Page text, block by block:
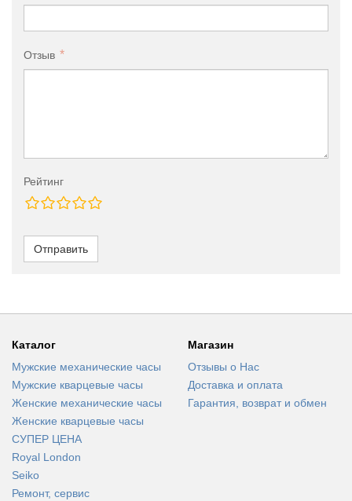
Отзыв
Рейтинг
Отправить
Каталог
Мужские механические часы
Мужские кварцевые часы
Женские механические часы
Женские кварцевые часы
СУПЕР ЦЕНА
Royal London
Seiko
Ремонт, сервис
Магазин
Отзывы о Нас
Доставка и оплата
Гарантия, возврат и обмен